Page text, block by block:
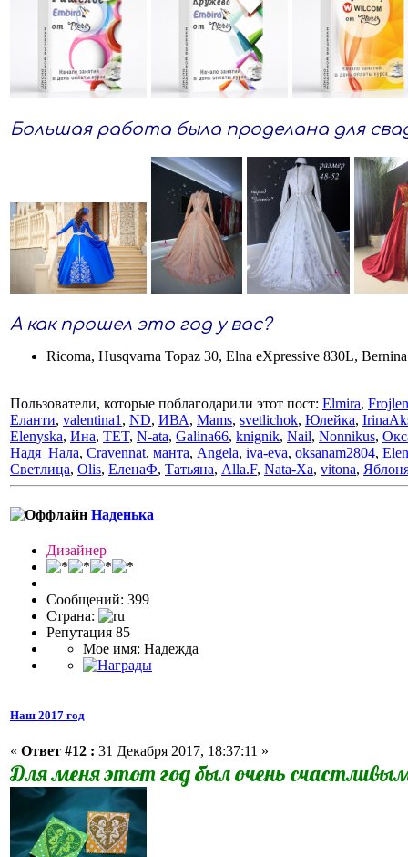
Большая работа была проделана для
А как прошел это год у вас?
Ricoma, Husqvarna Topaz 30, Elna eXpressive 830L,
Пользователи, которые поблагодарили этот пост: Elmira,
Еланти, valentina1 , ND, ИВА, Mams, svetlichok, Юлейка,
Elenyska, Ина, TET, N-ata, Galina66, knignik, Nail, Nonnikus,
Надя_Нала, Cravennat, манта, Angela, iva-eva, oksanam2804,
Светлица, Olis, ЕленаФ, Татьяна, Alla.F, Nata-Xa, vitona,
Наденька
Дизайнер
Сообщений: 399
Страна:
Репутация 85
Мое имя: Надежда
Наш 2017 год
« Ответ #12 : 31 Декабря 2017, 18:37:11 »
Для меня этот год был очень